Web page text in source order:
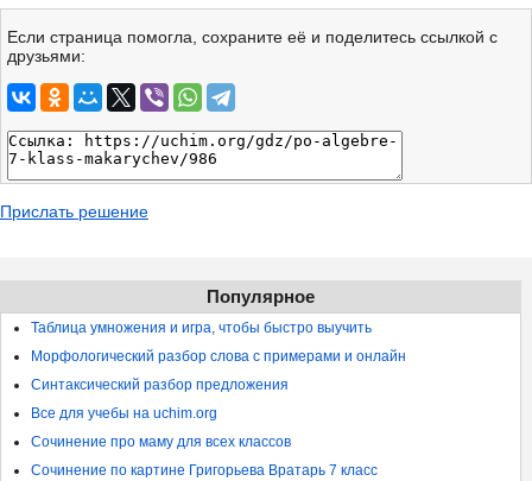
Если страница помогла, сохраните её и поделитесь ссылкой с
друзьями:
Прислать решение
Популярное
Таблица умножения и игра, чтобы быстро выучить
Морфологический разбор слова с примерами и онлайн
Синтаксический разбор предложения
Все для учебы на uchim.org
Сочинение про маму для всех классов
Сочинение по картине Григорьева Вратарь 7 класс